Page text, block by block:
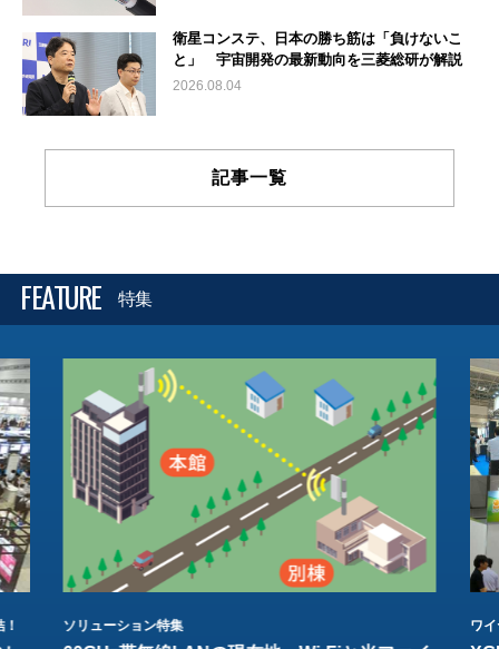
衛星コンステ、日本の勝ち筋は「負けないこ
と」 宇宙開発の最新動向を三菱総研が解説
2026.08.04
記事一覧
FEATURE 特集
ソリューション特集 ワ